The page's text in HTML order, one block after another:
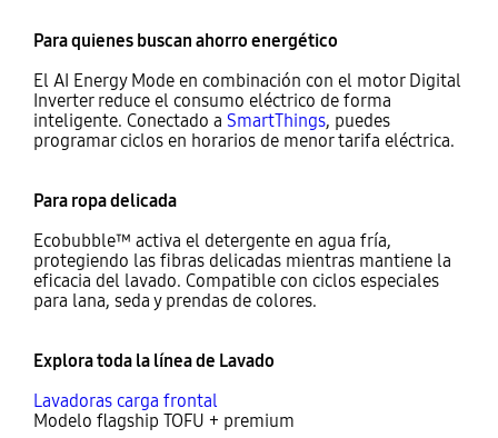
Para quienes buscan ahorro energético
El AI Energy Mode en combinación con el motor Digital
Inverter reduce el consumo eléctrico de forma
inteligente. Conectado a SmartThings, puedes
programar ciclos en horarios de menor tarifa eléctrica.
Para ropa delicada
Ecobubble™ activa el detergente en agua fría,
protegiendo las fibras delicadas mientras mantiene la
eficacia del lavado. Compatible con ciclos especiales
para lana, seda y prendas de colores.
Explora toda la línea de Lavado
Lavadoras carga frontal
Modelo flagship TOFU + premium